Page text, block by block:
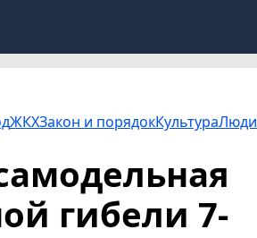
ЖКХЗакон и порядокКультура
гибели 7-